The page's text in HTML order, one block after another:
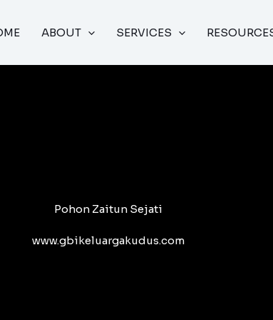
ABOUT SERVICES
Pohon Zaitun Sejati
www.gbikeluargakudus.com